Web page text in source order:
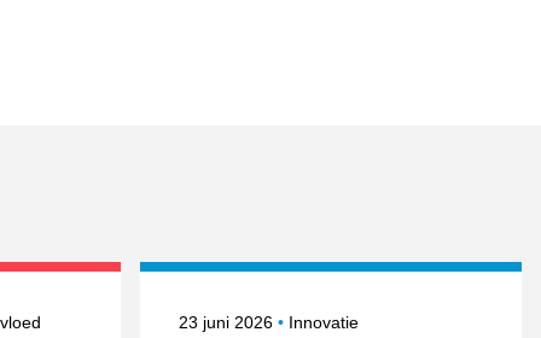
Gepubliceerd op
23 juni 2026 Onderwerpen
Innovatie